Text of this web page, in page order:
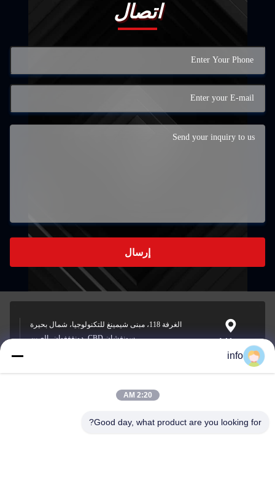
اتصال
إرسال
Address
الغرفة 118، مبنى شيمينغ للتكنولوجيا، شمال بحيرة
سونغشان CBD، دونغغغوان، الصين
info@gdpowerplus.com
info
2:20 AM
Good day, what product are you looking for?